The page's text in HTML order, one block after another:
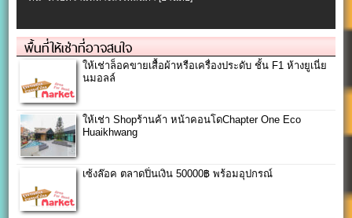
พื้นที่ให้เช่าที่อาจสนใจ
ให้เช่าล็อคขายเสื้อผ้าหรือเครื่องประดับ ชั้น F1 ห้างยูเนี่ย
นมอลล์
ให้เช่า Shopร้านค้า หน้าคอนโดChapter One Eco
Huaikhwang
เซ้งล๊อค ตลาดปิ่นเงิน 50000฿ พร้อมอุปกรณ์